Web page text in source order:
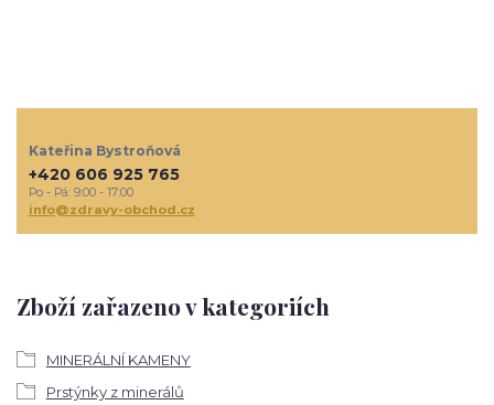
Zboží zařazeno v kategoriích
MINERÁLNÍ KAMENY
Prstýnky z minerálů
Kateřina Bystroňová
+420 606 925 765
Po - Pá: 9:00 - 17:00
info@zdravy-obchod.cz